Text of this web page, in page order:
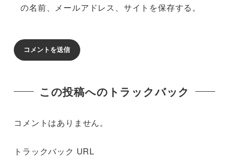
の名前、メールアドレス、サイトを保存する。
この投稿へのトラックバック
コメントはありません。
トラックバック URL